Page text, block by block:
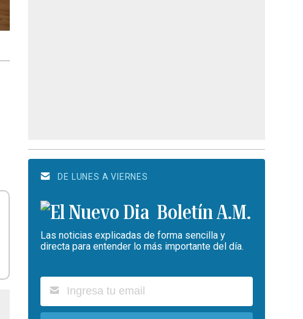
DE LUNES A VIERNES
Boletín A.M.
Las noticias explicadas de forma sencilla y
directa para entender lo más importante del día.